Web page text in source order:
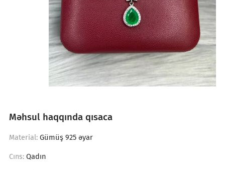
Məhsul haqqında qısaca
Material:Gümüş 925 əyar
Cıns:Qadın